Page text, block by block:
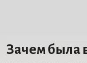
Зачем была